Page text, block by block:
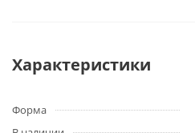
Характеристики
Форма